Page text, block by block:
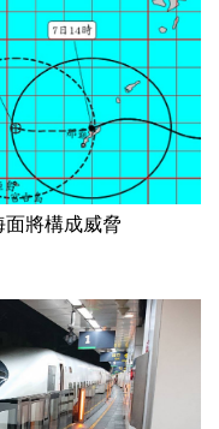
將構成威脅